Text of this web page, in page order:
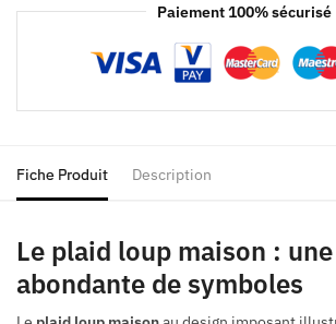
Paiement 100% sécurisé
Fiche Produit Description
Le plaid loup maison :
abondante de symboles